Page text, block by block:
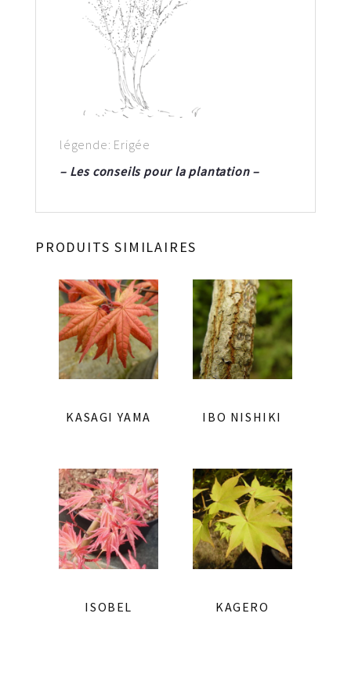
légende: Erigée
– Les conseils pour la plantation –
PRODUITS SIMILAIRES
KASAGI YAMA IBO NISHIKI
ISOBEL KAGERO